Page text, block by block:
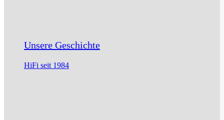
Unsere Geschichte
HiFi seit 1984